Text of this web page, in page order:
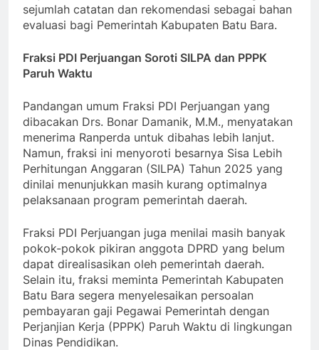
sejumlah catatan dan rekomendasi sebagai bahan
evaluasi bagi Pemerintah Kabupaten Batu Bara.
Fraksi PDI Perjuangan Soroti SILPA dan PPPK
Paruh Waktu
Pandangan umum Fraksi PDI Perjuangan yang
dibacakan Drs. Bonar Damanik, M.M., menyatakan
menerima Ranperda untuk dibahas lebih lanjut.
Namun, fraksi ini menyoroti besarnya Sisa Lebih
Perhitungan Anggaran (SILPA) Tahun 2025 yang
dinilai menunjukkan masih kurang optimalnya
pelaksanaan program pemerintah daerah.
Fraksi PDI Perjuangan juga menilai masih banyak
pokok-pokok pikiran anggota DPRD yang belum
dapat direalisasikan oleh pemerintah daerah.
Selain itu, fraksi meminta Pemerintah Kabupaten
Batu Bara segera menyelesaikan persoalan
pembayaran gaji Pegawai Pemerintah dengan
Perjanjian Kerja (PPPK) Paruh Waktu di lingkungan
Dinas Pendidikan.